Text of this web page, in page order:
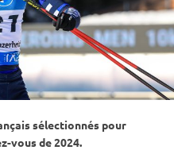
sélectionnés pour
vous de 2024.